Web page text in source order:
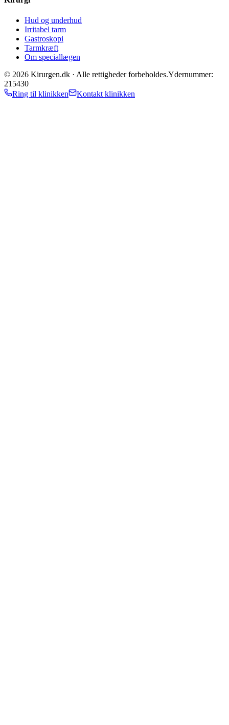
Hud og underhud
Irritabel tarm
Gastroskopi
Tarmkræft
Om speciallægen
© 2026 Kirurgen.dk · Alle rettigheder forbeholdes.Ydernummer:
215430
Ring til klinikken
Kontakt klinikken